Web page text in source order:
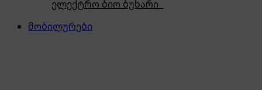
ელექტრო ბიო ბუხარი
მობილურები